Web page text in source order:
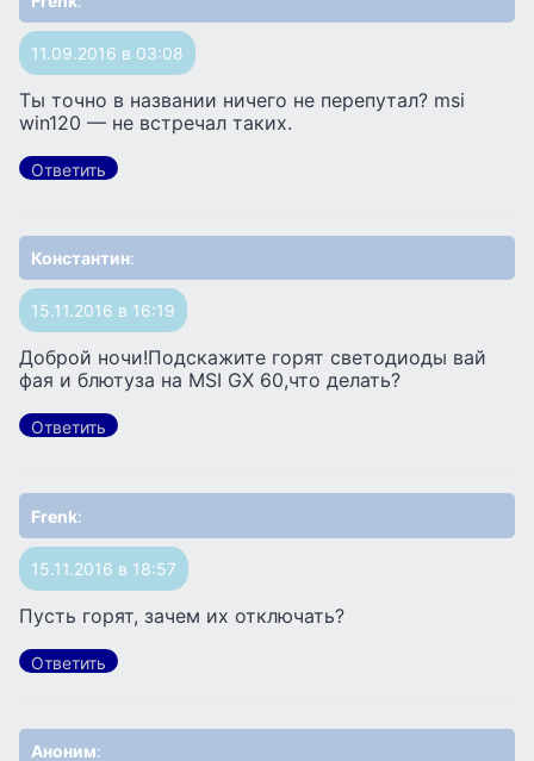
11.09.2016 в 03:08
Ты точно в названии ничего не перепутал? msi
win120 — не встречал таких.
Ответить
Константин:
15.11.2016 в 16:19
Доброй ночи!Подскажите горят светодиоды вай
фая и блютуза на MSI GX 60,что делать?
Ответить
Frenk:
15.11.2016 в 18:57
Пусть горят, зачем их отключать?
Ответить
Аноним: